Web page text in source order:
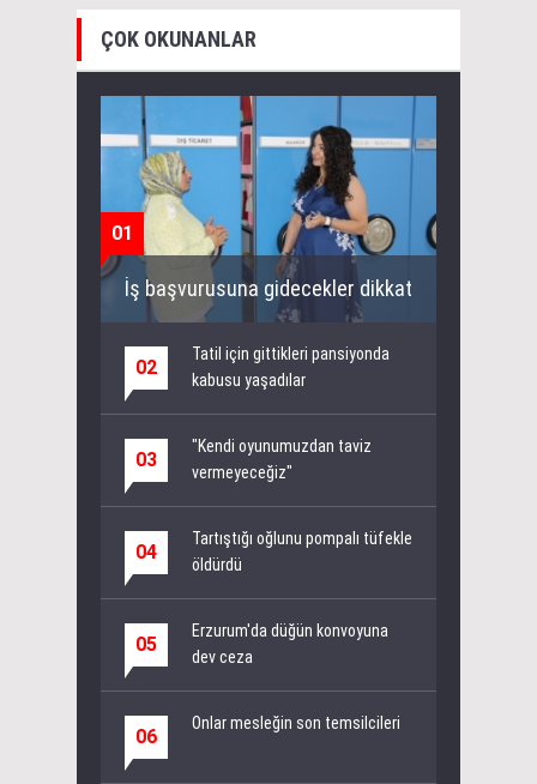
ÇOK OKUNANLAR
01
İş başvurusuna gidecekler dikkat
02
Tatil için gittikleri pansiyonda
kabusu yaşadılar
03
"Kendi oyunumuzdan taviz
vermeyeceğiz"
04
Tartıştığı oğlunu pompalı tüfekle
öldürdü
05
Erzurum'da düğün konvoyuna
dev ceza
06
Onlar mesleğin son temsilcileri